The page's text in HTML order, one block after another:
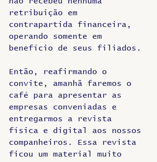
retribuição em
contrapartida financeira,
operando somente em
benefício de seus filiados.
Então, reafirmando o
convite, amanhã faremos o
café para apresentar as
empresas conveniadas e
entregarmos a revista
física e digital aos nossos
companheiros. Essa revista
ficou um material muito